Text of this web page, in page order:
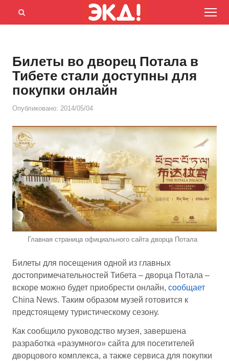
Menu
Открыть
Билеты во дворец Потала в
Тибете стали доступны для
покупки онлайн
Опубликовано: 2014/05/04
Главная страница официального сайта дворца Потала
Билеты для посещения одной из главных
достопримечательностей Тибета – дворца Потала –
вскоре можно будет приобрести онлайн, сообщает
China News. Таким образом музей готовится к
предстоящему туристическому сезону.
Как сообщило руководство музея, завершена
разработка «разумного» сайта для посетителей
дворцового комплекса, а также сервиса для покупки